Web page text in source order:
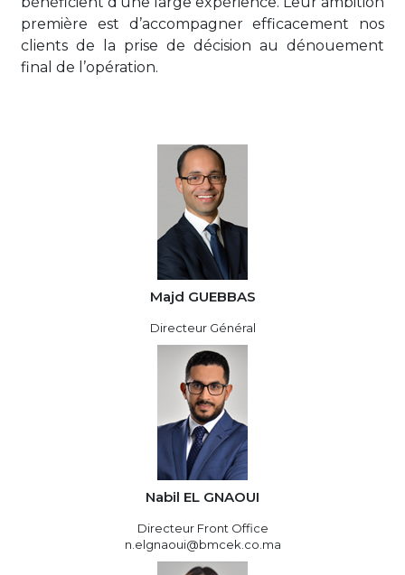
première est d’accompagner efficacement nos
clients de la prise de décision au dénouement
final de l’opération.
Majd GUEBBAS
Directeur Général
Nabil EL GNAOUI
Directeur Front Office
n.elgnaoui@bmcek.co.ma